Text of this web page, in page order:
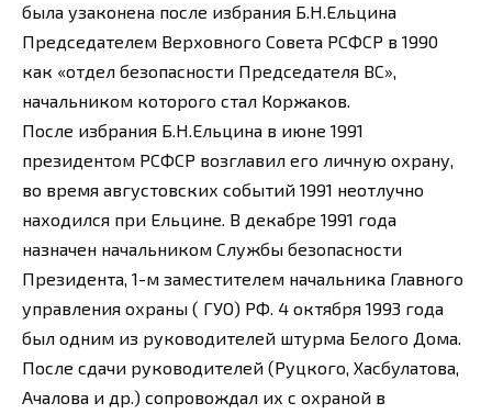
была узаконена после избрания Б.Н.Ельцина
Председателем Верховного Совета РСФСР в 1990
как «отдел безопасности Председателя ВС»,
начальником которого стал Коржаков.
После избрания Б.Н.Ельцина в июне 1991
президентом РСФСР возглавил его личную охрану,
во время августовских событий 1991 неотлучно
находился при Ельцине. В декабре 1991 года
назначен начальником Службы безопасности
Президента, 1-м заместителем начальника Главного
управления охраны ( ГУО) РФ. 4 октября 1993 года
был одним из руководителей штурма Белого Дома.
После сдачи руководителей (Руцкого, Хасбулатова,
Ачалова и др.) сопровождал их с охраной в